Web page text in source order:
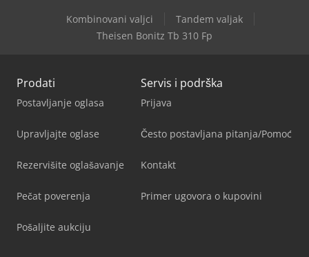
Kombinovani valjci
Tandem valjak
Theisen Bonitz Tb 310 Fp
Prodati
Postavljanje oglasa
Upravljajte oglase
Rezervišite oglašavanje
Pečat poverenja
Pošaljite aukciju
Servis i podrška
Prijava
Često postavljana pitanja/Pomoć
Kontakt
Primer ugovora o kupovini